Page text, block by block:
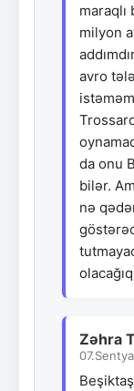
maraqlı
milyon
avro
da onu
bilər.
nə
Zəhra